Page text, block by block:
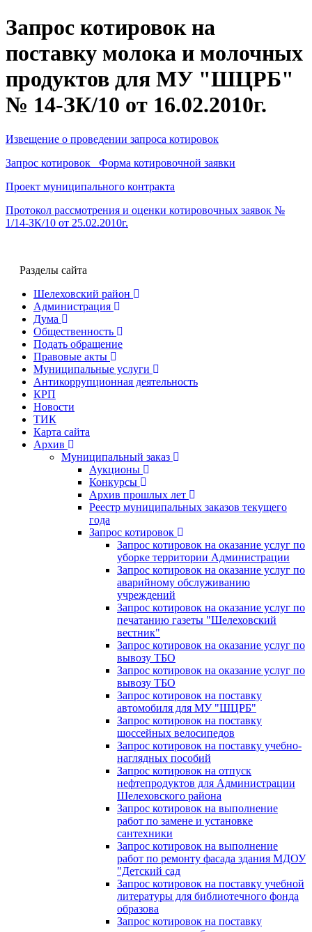
Запрос котировок на
поставку молока и молочных
продуктов для МУ "ШЦРБ"
№ 14-ЗК/10 от 16.02.2010г.
Извещение о проведении запроса котировок
Запрос котировок Форма котировочной заявки
Проект муниципального контракта
Протокол рассмотрения и оценки котировочных заявок №
1/14-ЗК/10 от 25.02.2010г.
Разделы сайта
Шелеховский район
Администрация
Дума
Общественность
Подать обращение
Правовые акты
Муниципальные услуги
Антикоррупционная деятельность
КРП
Новости
ТИК
Карта сайта
Архив
Муниципальный заказ
Аукционы
Конкурсы
Архив прошлых лет
Реестр муниципальных заказов текущего
года
Запрос котировок
Запрос котировок на оказание услуг по
уборке территории Администрации
Запрос котировок на оказание услуг по
аварийному обслуживанию
учреждений
Запрос котировок на оказание услуг по
печатанию газеты "Шелеховский
вестник"
Запрос котировок на оказание услуг по
вывозу ТБО
Запрос котировок на оказание услуг по
вывозу ТБО
Запрос котировок на поставку
автомобиля для МУ "ШЦРБ"
Запрос котировок на поставку
шоссейных велосипедов
Запрос котировок на поставку учебно-
наглядных пособий
Запрос котировок на отпуск
нефтепродуктов для Администрации
Шелеховского района
Запрос котировок на выполнение
работ по замене и установке
сантехники
Запрос котировок на выполнение
работ по ремонту фасада здания МДОУ
"Детский сад
Запрос котировок на поставку учебной
литературы для библиотечного фонда
образова
Запрос котировок на поставку